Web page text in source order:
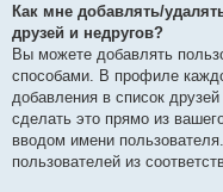
Как мне добавлять/
друзей и недругов?
Вы можете добавлять
способами. В профиле
добавления в список
сделать это прямо из
вводом имени
пользователей из